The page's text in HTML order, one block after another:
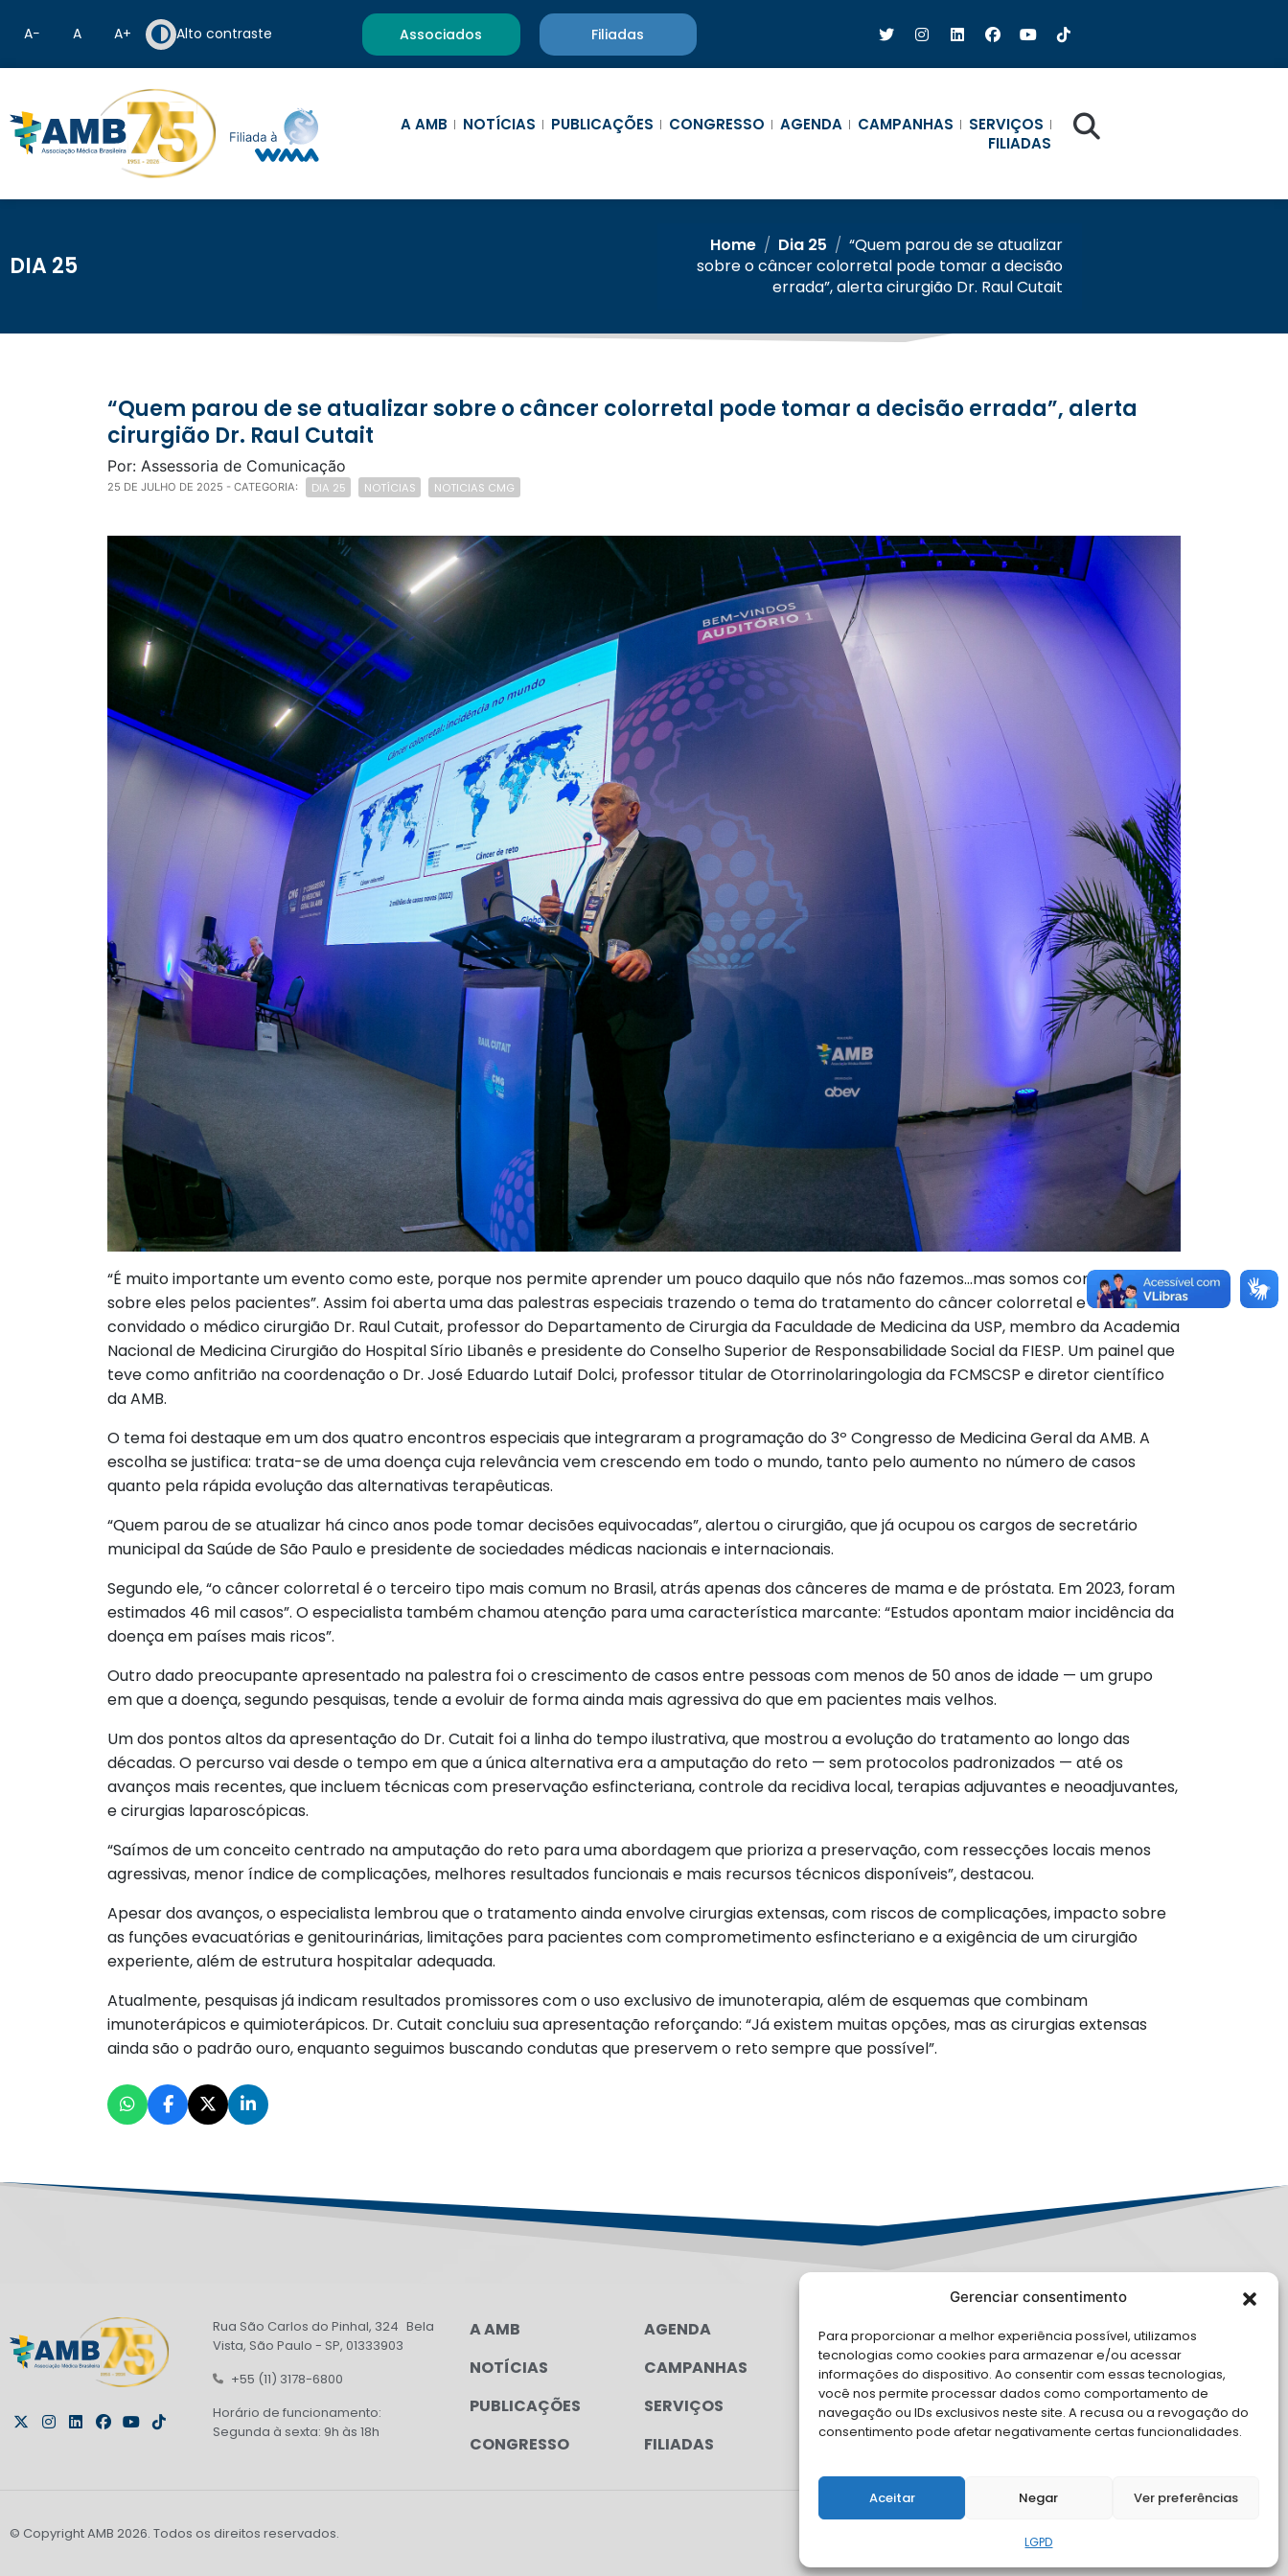
Gerenciar consentimento
Para proporcionar a melhor experiência possível, utilizamos
tecnologias como cookies para armazenar e/ou acessar
informações do dispositivo. Ao consentir com essas tecnologias,
você nos permite processar dados como comportamento de
navegação ou IDs exclusivos neste site. A recusa ou a revogação do
consentimento pode afetar negativamente certas funcionalidades.
Aceitar Negar Ver preferências
LGPD
A− A A+ Alto contraste Associados Filiadas
A AMB NOTÍCIAS PUBLICAÇÕES CONGRESSO AGENDA CAMPANHAS
SERVIÇOS
FILIADAS
DIA 25
Home / Dia 25 / “Quem parou de se atualizar
sobre o câncer colorretal pode tomar a decisão
errada”, alerta cirurgião Dr. Raul Cutait
“Quem parou de se atualizar sobre o câncer colorretal pode tomar a decisão errada”, alerta
cirurgião Dr. Raul Cutait
Por: Assessoria de Comunicação
25 DE JULHO DE 2025 - CATEGORIA: DIA 25 NOTÍCIAS NOTICIAS CMG
“É muito importante um evento como este, porque nos permite aprender um pouco daquilo que nós não fazemos…mas somos consultados
sobre eles pelos pacientes”. Assim foi aberta uma das palestras especiais trazendo o tema do tratamento do câncer colorretal e como
convidado o médico cirurgião Dr. Raul Cutait, ⁠professor do Departamento de Cirurgia da Faculdade de Medicina da USP, membro da Academia
Nacional de Medicina Cirurgião do Hospital Sírio Libanês e presidente do Conselho Superior de Responsabilidade Social da FIESP. Um painel que
teve como anfitrião na coordenação o Dr. José Eduardo Lutaif Dolci, professor titular de Otorrinolaringologia da FCMSCSP e diretor científico
da AMB.
O tema foi destaque em um dos quatro encontros especiais que integraram a programação do 3º Congresso de Medicina Geral da AMB. A
escolha se justifica: trata-se de uma doença cuja relevância vem crescendo em todo o mundo, tanto pelo aumento no número de casos
quanto pela rápida evolução das alternativas terapêuticas.
“Quem parou de se atualizar há cinco anos pode tomar decisões equivocadas”, alertou o cirurgião, que já ocupou os cargos de secretário
municipal da Saúde de São Paulo e presidente de sociedades médicas nacionais e internacionais.
Segundo ele, “o câncer colorretal é o terceiro tipo mais comum no Brasil, atrás apenas dos cânceres de mama e de próstata. Em 2023, foram
estimados 46 mil casos”. O especialista também chamou atenção para uma característica marcante: “Estudos apontam maior incidência da
doença em países mais ricos”.
Outro dado preocupante apresentado na palestra foi o crescimento de casos entre pessoas com menos de 50 anos de idade — um grupo
em que a doença, segundo pesquisas, tende a evoluir de forma ainda mais agressiva do que em pacientes mais velhos.
Um dos pontos altos da apresentação do Dr. Cutait foi a linha do tempo ilustrativa, que mostrou a evolução do tratamento ao longo das
décadas. O percurso vai desde o tempo em que a única alternativa era a amputação do reto — sem protocolos padronizados — até os
avanços mais recentes, que incluem técnicas com preservação esfincteriana, controle da recidiva local, terapias adjuvantes e neoadjuvantes,
e cirurgias laparoscópicas.
“Saímos de um conceito centrado na amputação do reto para uma abordagem que prioriza a preservação, com ressecções locais menos
agressivas, menor índice de complicações, melhores resultados funcionais e mais recursos técnicos disponíveis”, destacou.
Apesar dos avanços, o especialista lembrou que o tratamento ainda envolve cirurgias extensas, com riscos de complicações, impacto sobre
as funções evacuatórias e genitourinárias, limitações para pacientes com comprometimento esfincteriano e a exigência de um cirurgião
experiente, além de estrutura hospitalar adequada.
Atualmente, pesquisas já indicam resultados promissores com o uso exclusivo de imunoterapia, além de esquemas que combinam
imunoterápicos e quimioterápicos. Dr. Cutait concluiu sua apresentação reforçando: “Já existem muitas opções, mas as cirurgias extensas
ainda são o padrão ouro, enquanto seguimos buscando condutas que preservem o reto sempre que possível”.
Rua São Carlos do Pinhal, 324 Bela
Vista, São Paulo - SP, 01333903
+55 (11) 3178-6800
Horário de funcionamento:
Segunda à sexta: 9h às 18h
A AMB
NOTÍCIAS
PUBLICAÇÕES
CONGRESSO
AGENDA
CAMPANHAS
SERVIÇOS
FILIADAS
LGPD
FALE CONOSCO
Solicite Apoio Institucional da AMB
para o seu evento
© Copyright AMB 2026. Todos os direitos reservados.